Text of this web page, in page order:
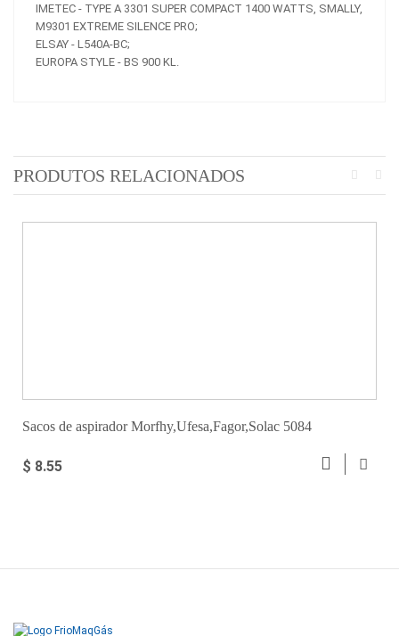
IMETEC - TYPE A 3301 SUPER COMPACT 1400 WATTS, SMALLY,
M9301 EXTREME SILENCE PRO;
ELSAY - L540A-BC;
EUROPA STYLE - BS 900 KL.
PRODUTOS RELACIONADOS
Sacos de aspirador Morfhy,Ufesa,Fagor,Solac 5084
$ 8.55